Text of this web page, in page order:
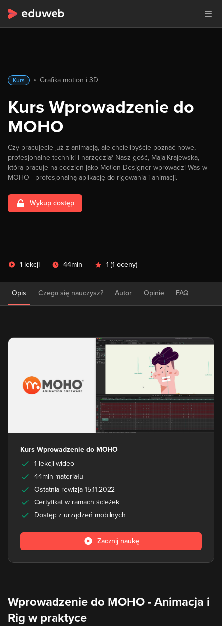
Kurs Grafika motion i 3D
Kurs Wprowadzenie do
MOHO
Czy pracujecie już z animacją, ale chcielibyście poznać nowe,
profesjonalne techniki i narzędzia? Nasz gość, Maja Krajewska,
która pracuje na codzień jako Motion Designer wprowadzi Was w
MOHO - profesjonalną aplikację do rigowania i animacji.
Wykup dostęp
1 lekcji 44min 1 (1 oceny)
Opis Czego się nauczysz? Autor Opinie FAQ
Wprowadzenie do MOHO - Animacja i
Rig w praktyce
Kurs Wprowadzenie do MOHO
1 lekcji wideo
44min materiału
Ostatnia rewizja 15.11.2022
Certyfikat w ramach ścieżek
Dostęp z urządzeń mobilnych
Zacznij naukę